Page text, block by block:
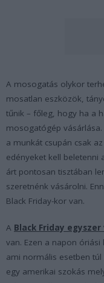
A mosogatás olykor
mosatlan eszközök,
tűnik – főleg, hogy ha a
mosogatógép
a munkát csupán csak
edényeket kell beletenni
árt pontosan tisztában
szeretnénk vásárolni.
Black Friday-kor van.
A Black Friday
van. Ezen a napon
ami normális esetben
egy amerikai szokás